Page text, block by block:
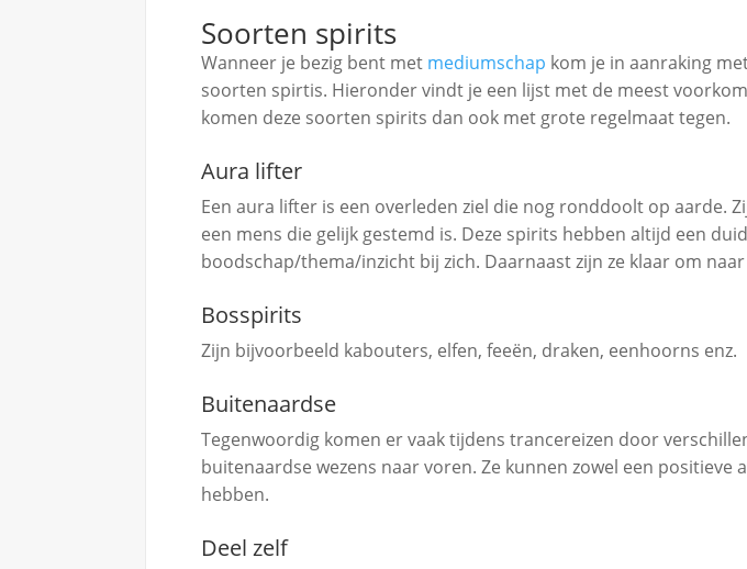
Soorten spirits
Wanneer je bezig bent met mediumschap kom je in aanraking
soorten spirtis. Hieronder vindt je een lijst met de meest
komen deze soorten spirits dan ook met grote regelmaat tegen.
Aura lifter
Een aura lifter is een overleden ziel die nog ronddoolt op aarde.
een mens die gelijk gestemd is. Deze spirits hebben altijd een
boodschap/thema/inzicht bij zich. Daarnaast zijn ze klaar om
Bosspirits
Zijn bijvoorbeeld kabouters, elfen, feeën, draken, eenhoorns enz.
Buitenaardse
Tegenwoordig komen er vaak tijdens trancereizen door
buitenaardse wezens naar voren. Ze kunnen zowel een positieve
hebben.
Deel zelf